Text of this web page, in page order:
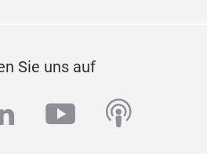
Sie uns auf
youtube